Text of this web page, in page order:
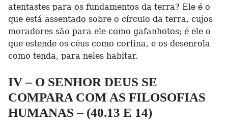
atentastes para os fundamentos da terra? Ele é o
que está assentado sobre o círculo da terra, cujos
moradores são para ele como gafanhotos; é ele o
que estende os céus como cortina, e os desenrola
como tenda, para neles habitar.
IV – O SENHOR DEUS SE
COMPARA COM AS FILOSOFIAS
HUMANAS – (40.13 E 14)